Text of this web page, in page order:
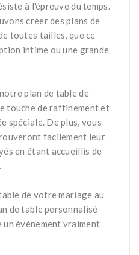
à l'épreuve du temps.
créer des plans de
toutes tailles, que ce
intime ou une grande
plan de table de
touche de raffinement et
spéciale. De plus, vous
facilement leur
en étant accueillis de
de votre mariage au
de table personnalisé
événement vraiment